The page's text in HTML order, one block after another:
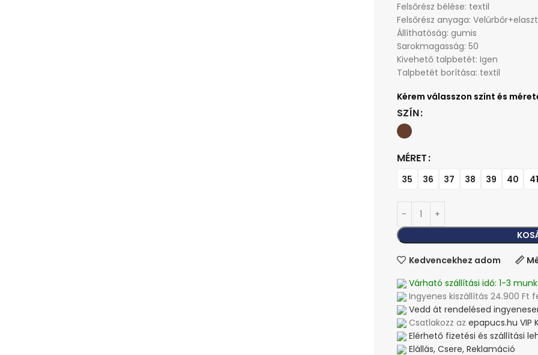
Felsőrész bélése: textil
Felsőrész anyaga:
Állíthatóság: gumis
Sarokmagasság: 50
Kivehető talpbetét: Igen
Talpbetét borítása: textil
SZÍN
MÉRET
35 36 37 38 39 40 41
Kedvencekhez adom
Várható szállítási idő: 1-3
Ingyenes kiszállítás 24.900 Ft
Vedd át rendelésed
Csatlakozz az epapucs.hu VIP
Elérhető fizetési és szállítási
Elállás, Csere, Reklamáció